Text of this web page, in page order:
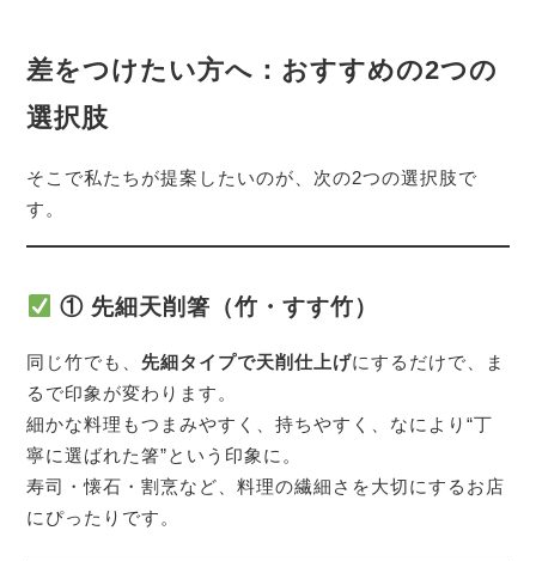
差をつけたい方へ：おすすめの2つの
選択肢
そこで私たちが提案したいのが、次の2つの選択肢で
す。
① 先細天削箸（竹・すす竹）
同じ竹でも、先細タイプで天削仕上げにするだけで、ま
るで印象が変わります。
細かな料理もつまみやすく、持ちやすく、なにより“丁
寧に選ばれた箸”という印象に。
寿司・懐石・割烹など、料理の繊細さを大切にするお店
にぴったりです。